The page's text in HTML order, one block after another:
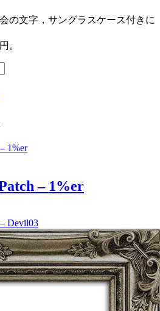
の文字，サングラスケース付きに
。
– 1%er